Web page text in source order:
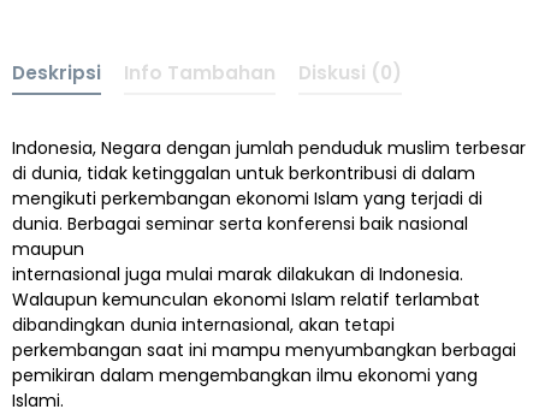
Deskripsi Info Tambahan Diskusi (0)
Indonesia, Negara dengan jumlah penduduk muslim terbesar
di dunia, tidak ketinggalan untuk berkontribusi di dalam
mengikuti perkembangan ekonomi Islam yang terjadi di
dunia. Berbagai seminar serta konferensi baik nasional
maupun
internasional juga mulai marak dilakukan di Indonesia.
Walaupun kemunculan ekonomi Islam relatif terlambat
dibandingkan dunia internasional, akan tetapi
perkembangan saat ini mampu menyumbangkan berbagai
pemikiran dalam mengembangkan ilmu ekonomi yang
Islami.